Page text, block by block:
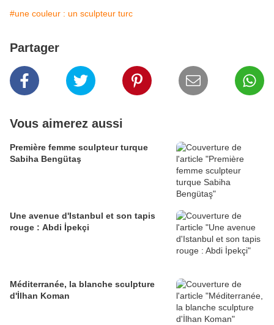
#une couleur : un sculpteur turc
Partager
Vous aimerez aussi
Première femme sculpteur turque
Sabiha Bengütaş
Une avenue d'Istanbul et son tapis
rouge : Abdi İpekçi
Méditerranée, la blanche sculpture
d'İlhan Koman